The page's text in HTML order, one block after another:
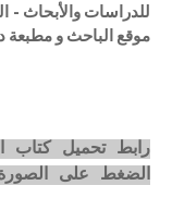
للدراسات والأبحاث
موقع الباحث و مطبعة دار
الضغط على